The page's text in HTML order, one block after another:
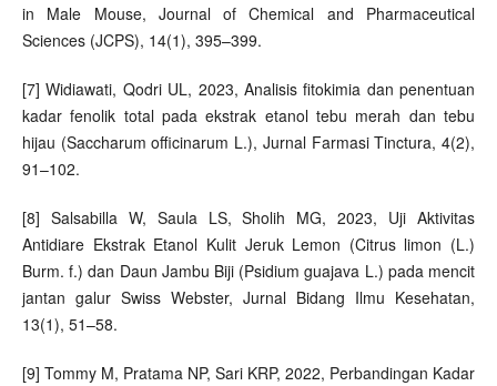
in Male Mouse, Journal of Chemical and Pharmaceutical
Sciences (JCPS), 14(1), 395–399.
[7] Widiawati, Qodri UL, 2023, Analisis fitokimia dan penentuan
kadar fenolik total pada ekstrak etanol tebu merah dan tebu
hijau (Saccharum officinarum L.), Jurnal Farmasi Tinctura, 4(2),
91–102.
[8] Salsabilla W, Saula LS, Sholih MG, 2023, Uji Aktivitas
Antidiare Ekstrak Etanol Kulit Jeruk Lemon (Citrus limon (L.)
Burm. f.) dan Daun Jambu Biji (Psidium guajava L.) pada mencit
jantan galur Swiss Webster, Jurnal Bidang Ilmu Kesehatan,
13(1), 51–58.
[9] Tommy M, Pratama NP, Sari KRP, 2022, Perbandingan Kadar